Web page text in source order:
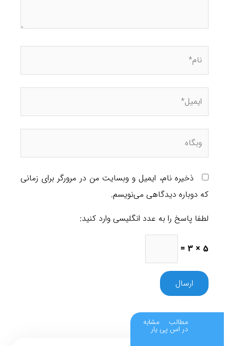
سینگر ، ژانومه ، هسکوارنا ، برنینا ، مری فلاور ، زیگما ، کاچیران ،
نصب دیواری ال سی دی (براکت ال سی دی)
مارشال
تعمیرات انواع ضبط ماشین شامل پایونیر ، مارشال ، جی وی سی
، سونی.
تعمیرات انواع رادیو سی دی شامل برندهای پایونر ، رادیو سی دی
کنوود ، سونی ، پاناسونیک ، مارشال ، رادیو ضبط جی وی سی ،
تعمیر چرخ خیاطی ✂درمنزل ومحل کارشما
جک ، تیپیکال ، سینگر ، ژانومه ، هسکوارنا ، برنیتا ، مری فلاور ،
ذخیره نام، ایمیل و وبسایت من در مرورگر برای زمانی
که دوباره دیدگاهی می‌نویسم.
لطفا پاسخ را به عدد انگلیسی وارد کنید:
5 × 3 =
مطالب مشابه
در اس پی یار